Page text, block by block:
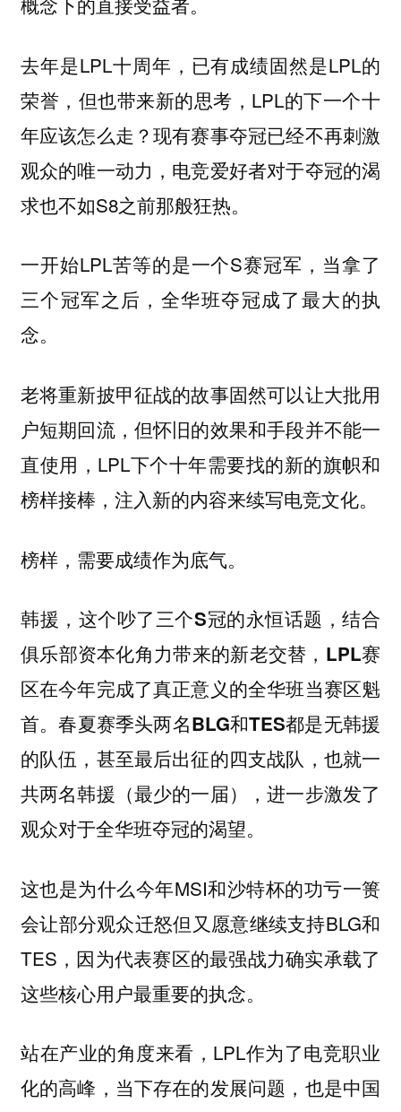
去年是LPL十周年，已有成绩固然是LPL的
荣誉，但也带来新的思考，LPL的下一个十
年应该怎么走？现有赛事夺冠已经不再刺激
观众的唯一动力，电竞爱好者对于夺冠的渴
求也不如S8之前那般狂热。
一开始LPL苦等的是一个S赛冠军，当拿了
三个冠军之后，全华班夺冠成了最大的执
念。
老将重新披甲征战的故事固然可以让大批用
户短期回流，但怀旧的效果和手段并不能一
直使用，LPL下个十年需要找的新的旗帜和
榜样接棒，注入新的内容来续写电竞文化。
榜样，需要成绩作为底气。
韩援，这个吵了三个S冠的永恒话题，结合
俱乐部资本化角力带来的新老交替，LPL赛
区在今年完成了真正意义的全华班当赛区魁
首。春夏赛季头两名BLG和TES都是无韩援
的队伍，甚至最后出征的四支战队，也就一
共两名韩援（最少的一届），进一步激发了
观众对于全华班夺冠的渴望。
这也是为什么今年MSI和沙特杯的功亏一篑
会让部分观众迁怒但又愿意继续支持BLG和
TES，因为代表赛区的最强战力确实承载了
这些核心用户最重要的执念。
站在产业的角度来看，LPL作为了电竞职业
化的高峰，当下存在的发展问题，也是中国